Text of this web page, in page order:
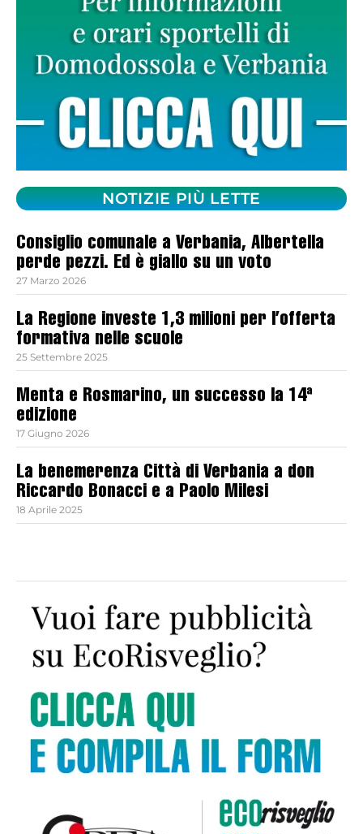
NOTIZIE PIÙ LETTE
Consiglio comunale a Verbania, Albertella
perde pezzi. Ed è giallo su un voto
27 Marzo 2026
La Regione investe 1,3 milioni per l’offerta
formativa nelle scuole
25 Settembre 2025
Menta e Rosmarino, un successo la 14ª
edizione
17 Giugno 2026
La benemerenza Città di Verbania a don
Riccardo Bonacci e a Paolo Milesi
18 Aprile 2025